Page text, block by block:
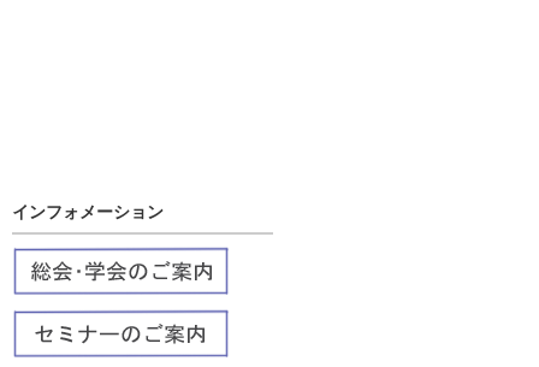
インフォメーション